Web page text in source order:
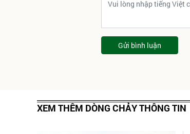
Gửi bình luận
XEM THÊM DÒNG CHẢY THÔNG TIN